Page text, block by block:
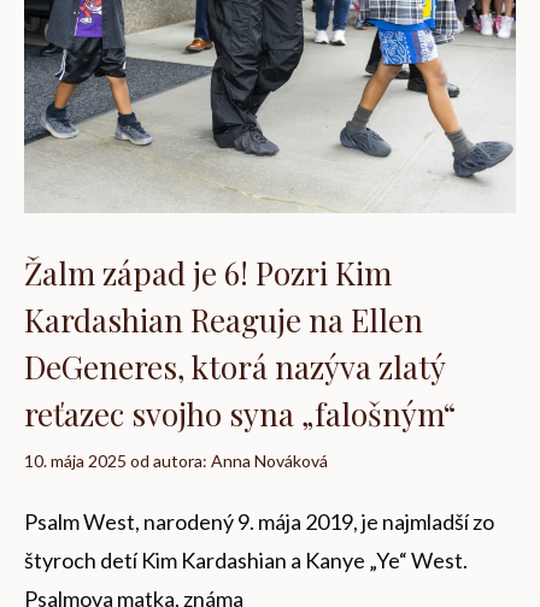
Žalm západ je 6! Pozri Kim
Kardashian Reaguje na Ellen
DeGeneres, ktorá nazýva zlatý
reťazec svojho syna „falošným“
10. mája 2025 od autora: Anna Nováková
Psalm West, narodený 9. mája 2019, je najmladší zo
štyroch detí Kim Kardashian a Kanye „Ye“ West.
Psalmova matka, známa